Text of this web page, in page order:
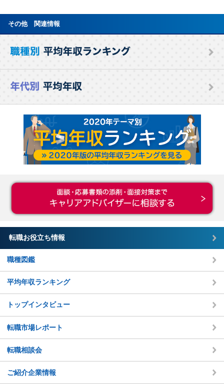
その他 関連情報
転職お役立ち情報
職種図鑑
平均年収ランキング
トップインタビュー
転職市場レポート
転職相談会
ご紹介企業情報